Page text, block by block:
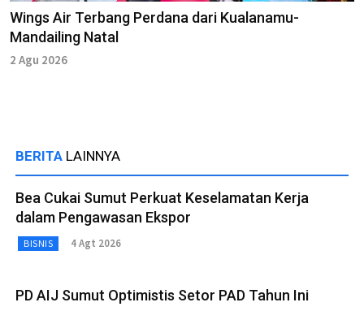
Wings Air Terbang Perdana dari Kualanamu-
Mandailing Natal
2 Agu 2026
BERITA LAINNYA
Bea Cukai Sumut Perkuat Keselamatan Kerja
dalam Pengawasan Ekspor
BISNIS 4 Agt 2026
PD AIJ Sumut Optimistis Setor PAD Tahun Ini